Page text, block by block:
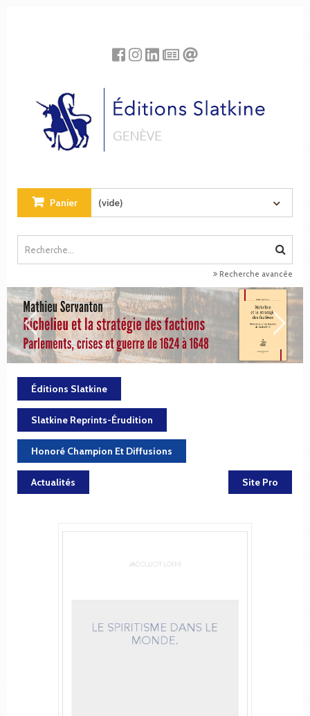
Panier (vide)
Recherche avancée
Éditions Slatkine
Slatkine Reprints-Érudition
Honoré Champion Et Diffusions
Actualités Site Pro